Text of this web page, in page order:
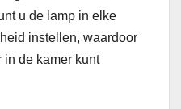
u de lamp in elke
instellen, waardoor
in de kamer kunt